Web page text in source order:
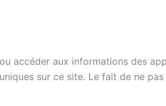
accéder aux informations des
sur ce site. Le fait de ne